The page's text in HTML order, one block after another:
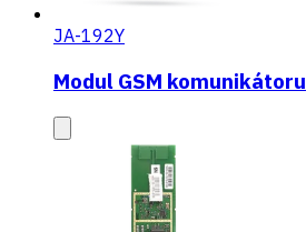
JA-192Y
Modul GSM komunikátoru